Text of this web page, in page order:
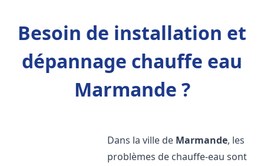
Besoin de installation et
dépannage chauffe eau
Marmande ?
Dans la ville de Marmande, les
problèmes de chauffe-eau sont